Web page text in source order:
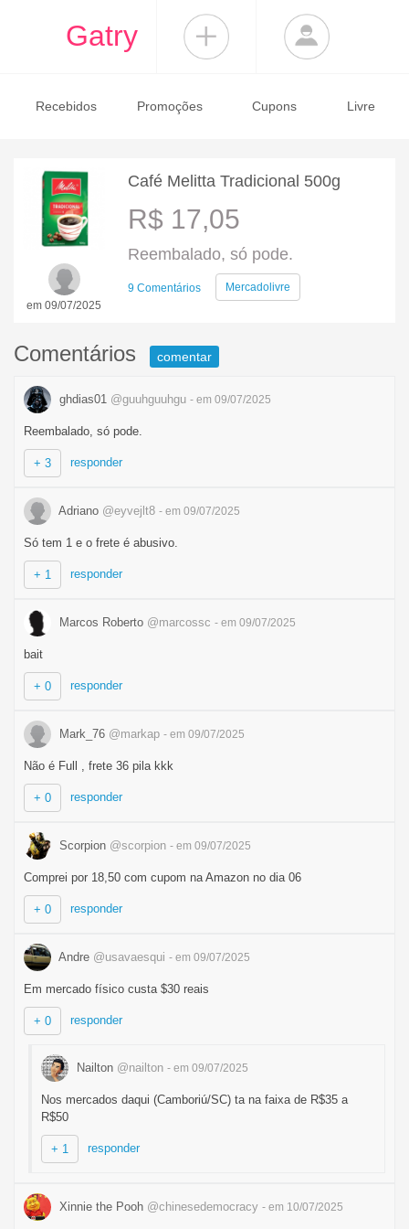
Gatry
Recebidos Promoções Cupons Livre
em 09/07/2025
Café Melitta Tradicional 500g
R$ 17,05
Reembalado, só pode.
9 Comentários Mercadolivre
Comentários comentar
ghdias01 @guuhguuhgu - em 09/07/2025
Reembalado, só pode.
+ 3 responder
Adriano @eyvejlt8 - em 09/07/2025
Só tem 1 e o frete é abusivo.
+ 1 responder
Marcos Roberto @marcossc - em 09/07/2025
bait
+ 0 responder
Mark_76 @markap - em 09/07/2025
Não é Full , frete 36 pila kkk
+ 0 responder
Scorpion @scorpion - em 09/07/2025
Comprei por 18,50 com cupom na Amazon no dia 06
+ 0 responder
Andre @usavaesqui - em 09/07/2025
Em mercado físico custa $30 reais
+ 0 responder
Nailton @nailton - em 09/07/2025
Nos mercados daqui (Camboriú/SC) ta na faixa de R$35 a
R$50
+ 1 responder
Xinnie the Pooh @chinesedemocracy - em 10/07/2025